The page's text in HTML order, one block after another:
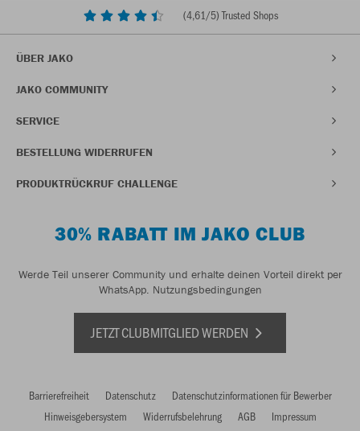
(4,61/5) Trusted Shops
ÜBER JAKO
JAKO COMMUNITY
SERVICE
BESTELLUNG WIDERRUFEN
PRODUKTRÜCKRUF CHALLENGE
30% RABATT IM JAKO CLUB
Werde Teil unserer Community und erhalte deinen Vorteil direkt per
WhatsApp. Nutzungsbedingungen
JETZT CLUBMITGLIED WERDEN
Barrierefreiheit Datenschutz
Datenschutzinformationen für Bewerber
Hinweisgebersystem
Widerrufsbelehrung AGB Impressum